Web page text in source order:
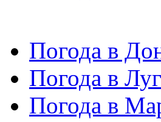
Погода в
Погода в
Погода в